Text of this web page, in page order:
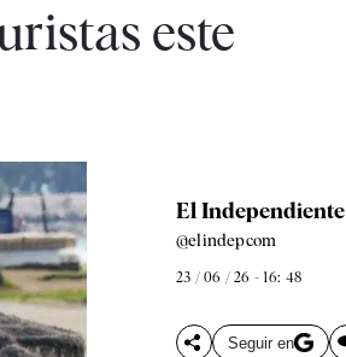
este
El Independiente
@elindepcom
23 / 06 / 26 - 16: 48
Seguir en